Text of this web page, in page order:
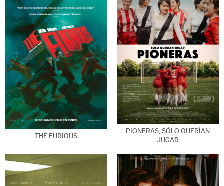
THE FURIOUS
PIONERAS, SÓLO QUERÍAN
JUGAR